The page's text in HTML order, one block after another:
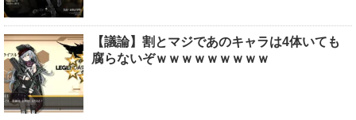
【議論】割とマジであのキャラは4体いても
腐らないぞｗｗｗｗｗｗｗｗｗ